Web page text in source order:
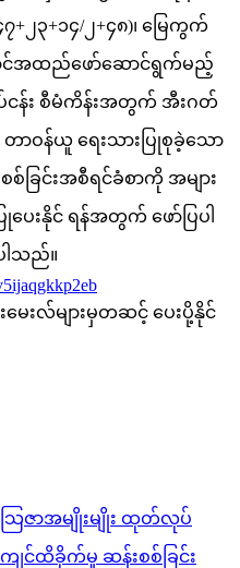
၂၃+၁၄/၂+၄၈)၊ မြေကွက်
င်အထည်ဖော်ဆောင်ရွက်မည့်
ငန်း စီမံကိန်းအတွက် အီးဂတ်
ာဝန်ယူ ရေးသားပြုစုခဲ့သော
ြင်းအစီရင်ခံစာကို အများ
ေးနိုင် ရန်အတွက် ဖော်ပြပါ
ါသည်။
မေးလ်များမှတဆင့် ပေးပို့နိုင်
သြဇာအမျိုးမျိုး ထုတ်လုပ်
ကျင်ထိခိုက်မှု ဆန်းစစ်ခြင်း